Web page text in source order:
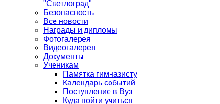
"Светлоград"
Безопасность
Все новости
Награды и дипломы
Фотогалерея
Видеогалерея
Документы
Ученикам
Памятка гимназисту
Календарь событий
Поступление в Вуз
Куда пойти учиться